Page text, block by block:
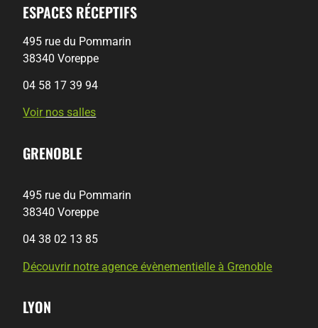
ESPACES RÉCEPTIFS
495 rue du Pommarin
38340 Voreppe
04 58 17 39 94
Voir nos salles
GRENOBLE
495 rue du Pommarin
38340 Voreppe
04 38 02 13 85
Découvrir notre agence évènementielle à Grenoble
LYON